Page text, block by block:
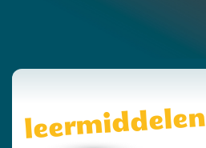
leermiddelen